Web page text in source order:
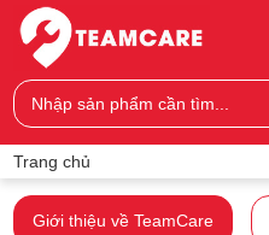
Trang chủ
Giới thiệu về TeamCare